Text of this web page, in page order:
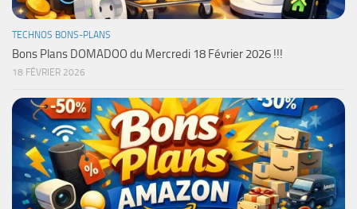
TECHNOS BONS-PLANS
Bons Plans DOMADOO du Mercredi 18 Février 2026 !!!
18 FÉVRIER 2026